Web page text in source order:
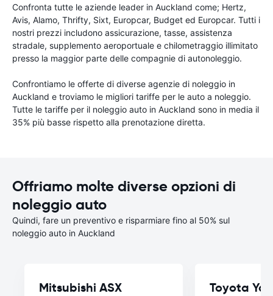
Confronta tutte le aziende leader in Auckland come; Hertz,
Avis, Alamo, Thrifty, Sixt, Europcar, Budget ed Europcar. Tutti i
nostri prezzi includono assicurazione, tasse, assistenza
stradale, supplemento aeroportuale e chilometraggio illimitato
presso la maggior parte delle compagnie di autonoleggio.
Confrontiamo le offerte di diverse agenzie di noleggio in
Auckland e troviamo le migliori tariffe per le auto a noleggio.
Tutte le tariffe per il noleggio auto in Auckland sono in media il
35% più basse rispetto alla prenotazione diretta.
Offriamo molte diverse opzioni di
noleggio auto
Quindi, fare un preventivo e risparmiare fino al 50% sul
noleggio auto in Auckland
Mitsubishi ASX Toyota